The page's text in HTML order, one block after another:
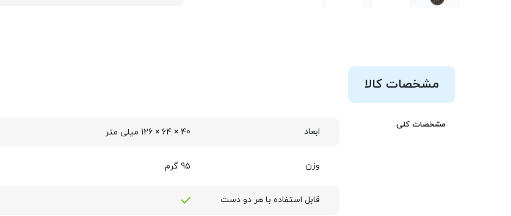
مشخصات کالا
مشخصات کلی
ابعاد 40 × 64 × 126 میلی متر
وزن 95 گرم
قابل استفاده با هر دو دست